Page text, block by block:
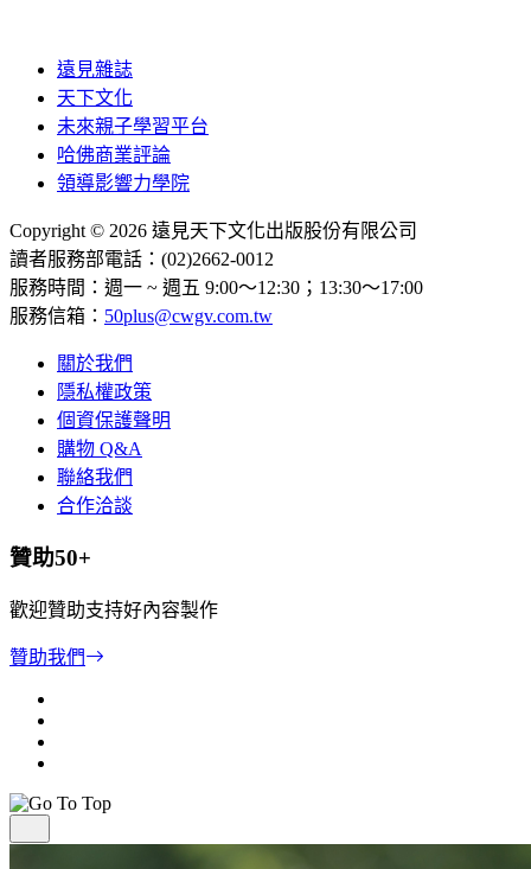
遠見雜誌
天下文化
未來親子學習平台
哈佛商業評論
領導影響力學院
Copyright © 2026 遠見天下文化出版股份有限公司
讀者服務部電話：(02)2662-0012
服務時間：週一 ~ 週五 9:00～12:30；13:30～17:00
服務信箱： 50plus@cwgv.com.tw
關於我們
隱私權政策
個資保護聲明
購物 Q&A
聯絡我們
合作洽談
贊助50+
歡迎贊助支持好內容製作
贊助我們